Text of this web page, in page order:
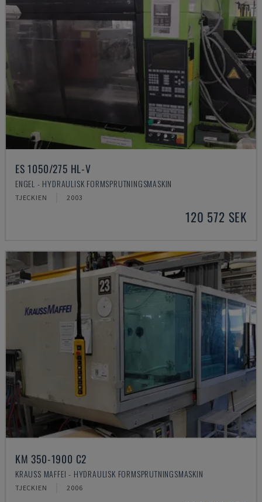
ES 1050/275 HL-V
ENGEL - HYDRAULISK FORMSPRUTNINGSMASKIN
TJECKIEN 2003
120 572 SEK
KM 350-1900 C2
KRAUSS MAFFEI - HYDRAULISK FORMSPRUTNINGSMASKIN
TJECKIEN 2006